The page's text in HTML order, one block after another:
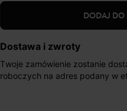
DODAJ DO
Dostawa i zwroty
Twoje zamówienie zostanie
roboczych na adres podany w